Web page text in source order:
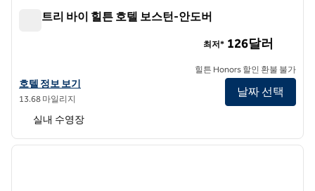
더블트리 바이 힐튼 호텔 보스턴-안도버
더블트리 바이 힐튼 호텔 보스턴-안도버의 호텔 정보 보기
호텔 정보 보기
13.68 마일리지
최저* 126달러
힐튼 Honors 할인 환불 불가
날짜 선택
실내 수영장
1/12
다음